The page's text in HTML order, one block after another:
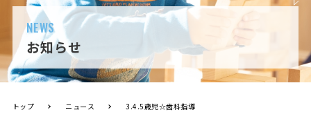
NEWS
お知らせ
トップ ニュース 3.4.5歳児☆歯科指導